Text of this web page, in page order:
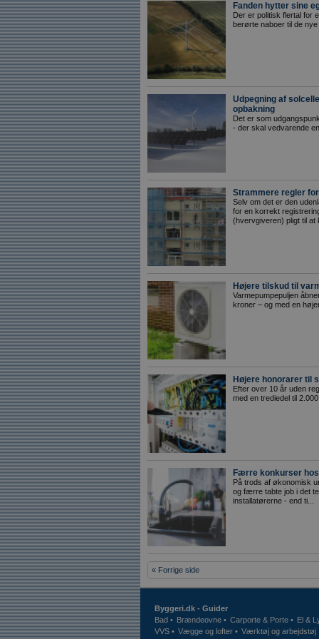
Fanden hytter sine
Der er politisk flertal for
berørte naboer til de nye
Udpegning af
opbakning
Det er som
- der skal vedvarende
Strammere regler
Selv om det er den
for en korrekt
(hvervgiveren) pligt til at
Højere tilskud til
Varmepumpepuljen
kroner – og med en
Højere honorarer til
Efter over 10 år uden
med en trediedel til 2.000
Færre konkurser
På trods af økonomisk
og færre tabte job i det
installatørerne - end ti...
« Forrige side
Byggeri.dk - Guider
Bad • Brændeovne • Carporte & Porte • El &
VVS • Vægge og lofter • Værktøj og arbejdstøj